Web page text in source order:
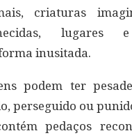
criaturas
lugares
inusitada.
podem ter
perseguido ou
pedaços